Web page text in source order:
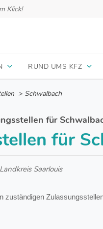
Klick!
RUND UMS KFZ
> Schwalbach
für
für
Saarlouis
zuständigen